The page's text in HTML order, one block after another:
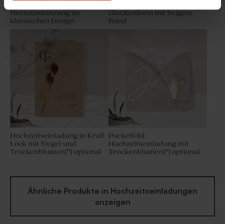
Aufkleber für Weinflaschen
im Eco-Look mit Initialen
Hochzeitsdekoration
Trockenblumen 'Lagurus
Herzausstanzung im
klassischen Design
Glockenform mit beigem
Band
Hochzeitseinladung in Kraft-
Look mit Siegel und
Trockenblumen(*) optional
Pocketfold-
Hochzeitseinladung mit
Trockenblumen(*) optional
Ähnliche Produkte in Hochzeitseinladungen
anzeigen